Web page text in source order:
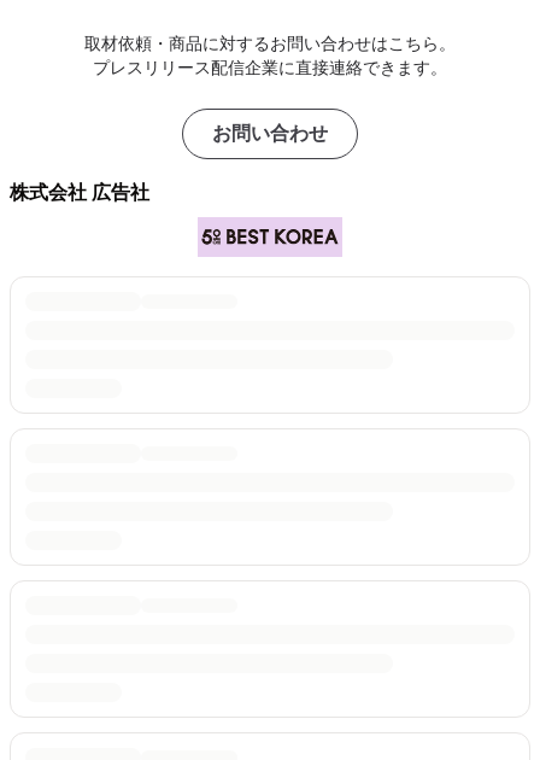
取材依頼・商品に対するお問い合わせはこちら。
プレスリリース配信企業に直接連絡できます。
お問い合わせ
株式会社 広告社